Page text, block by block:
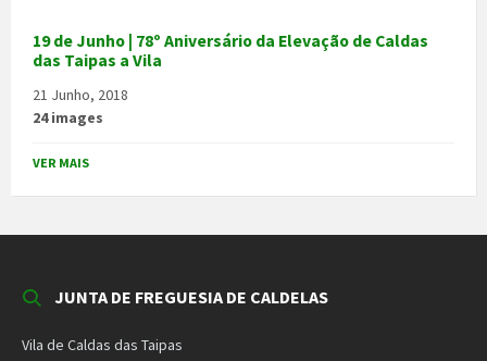
19 de Junho | 78º Aniversário da Elevação de Caldas
das Taipas a Vila
21 Junho, 2018
24 images
VER MAIS
JUNTA DE FREGUESIA DE CALDELAS
Vila de Caldas das Taipas